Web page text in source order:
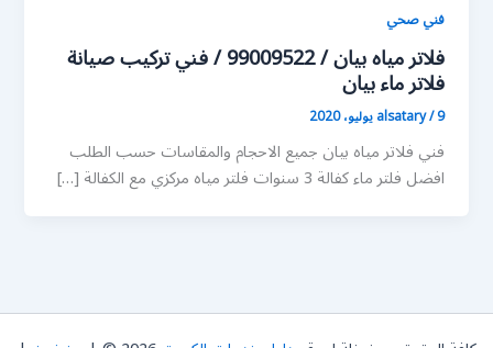
فني صحي
فلاتر مياه بيان / 99009522 / فني تركيب صيانة
فلاتر ماء بيان
alsatary/9 يوليو، 2020
فني فلاتر مياه بيان جميع الاحجام والمقاسات حسب الطلب
افضل فلتر ماء كفالة 3 سنوات فلتر مياه مركزي مع الكفالة […]